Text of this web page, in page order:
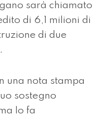
sarà chiamato
di 6,1 milioni di
di due
una nota stampa
sostegno
lo fa